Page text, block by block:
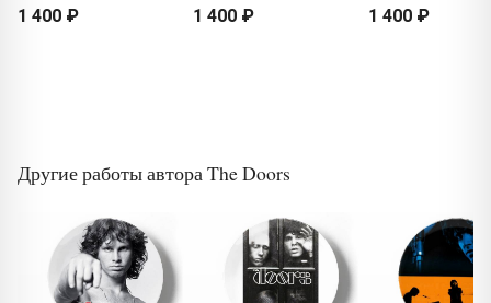
1 400 ₽
1 400 ₽
1 400 ₽
Другие работы автора The Doors